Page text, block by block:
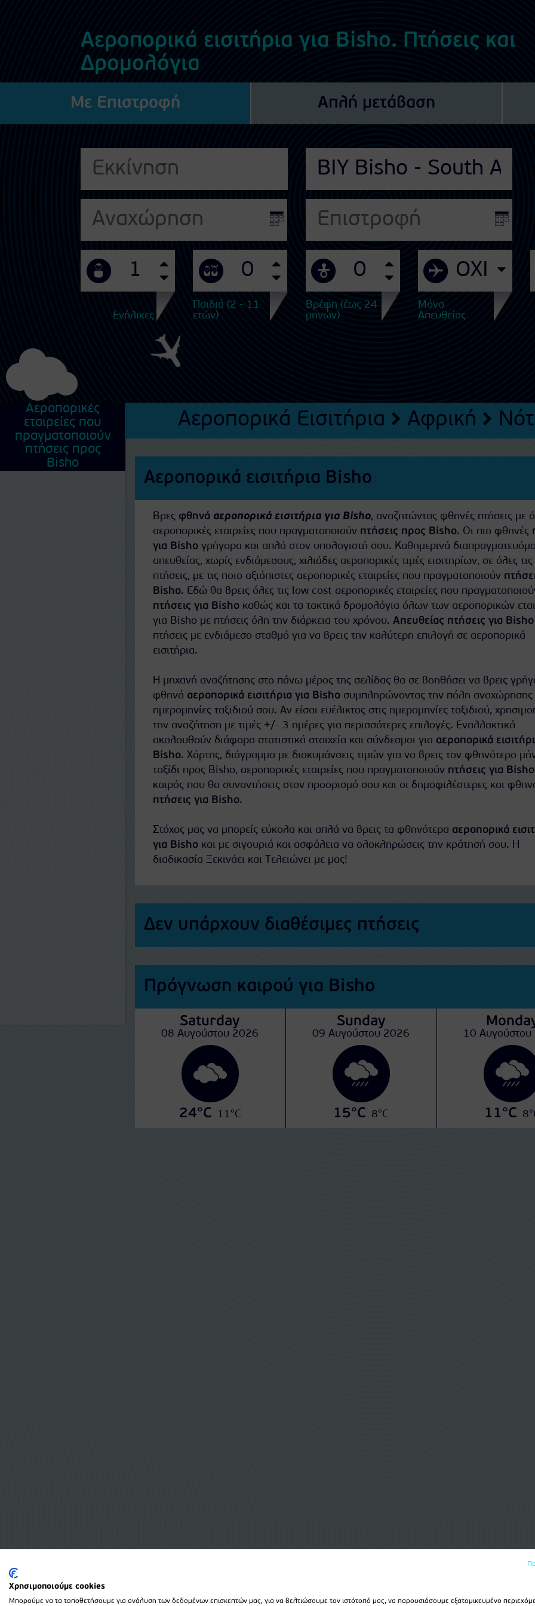
Αεροπορικά εισιτήρια για Bisho. Πτήσεις και
Δρομολόγια
Με Επιστροφή Απλή μετάβαση
Ενήλικες
Παιδιά (2 - 11
ετών)
Βρέφη (έως 24
μηνών)
Μόνο
Απευθείας
Αεροπορικές
εταιρείες που
πραγματοποιούν
πτήσεις προς
Bisho
Αεροπορικά Εισιτήρια Αφρική
Αεροπορικά εισιτήρια Bisho
Βρες φθηνά αεροπορικά εισιτήρια για Bisho, αναζητώντας φθηνές πτήσεις με
αεροπορικές εταιρείες που πραγματοποιούν πτήσεις προς Bisho. Οι πιο φθηνές
για Bishoγρήγορα και απλά στον υπολογιστή σου. Καθημερινά
απευθείας, χωρίς ενδιάμεσους, χιλιάδες αεροπορικές τιμές εισιτηρίων, σε όλες τις
πτήσεις, με τις ποιο αξιόπιστες αεροπορικές εταιρείες που πραγματοποιούν
Bisho. Εδώ θα βρεις όλες τις low cost αεροπορικές εταιρείες που
πτήσεις για Bishoκαθώς και τα τακτικά δρομολόγια όλων των αεροπορικών
για Bisho με πτήσεις όλη την διάρκεια του χρόνου. Απευθείας πτήσεις για Bisho
πτήσεις με ενδιάμεσο σταθμό για να βρεις την καλύτερη επιλογή σε αεροπορικά
εισιτήρια.
Η μηχανή αναζήτησης στο πάνω μέρος της σελίδας θα σε βοηθήσει να βρεις
φθηνά αεροπορικά εισιτήρια για Bishoσυμπληρώνοντας την πόλη αναχώρησης
ημερομηνίες ταξιδιού σου. Αν είσαι ευέλικτος στις ημερομηνίες ταξιδιού,
την αναζήτηση με τιμές +/- 3 ημέρες για περισσότερες επιλογές. Εναλλακτικά
ακολουθούν διάφορα στατιστικά στοιχεία και σύνδεσμοι για αεροπορικά
Bisho. Χάρτης, διάγραμμα με διακυμάνσεις τιμών για να βρεις τον φθηνότερο
ταξίδι προς Bisho, αεροπορικές εταιρείες που πραγματοποιούν πτήσεις για Bisho
καιρός που θα συναντήσεις στον προορισμό σου και οι δημοφιλέστερες και
πτήσεις για Bisho.
Στόχος μας να μπορείς εύκολα και απλά να βρεις τα φθηνότερα αεροπορικά
για Bishoκαι με σιγουριά και ασφάλεια να ολοκληρώσεις την κράτησή σου. Η
διαδικασία Ξεκινάει και Τελειώνει με μας!
Δεν υπάρχουν διαθέσιμες πτήσεις
Πρόγνωση καιρού για Bisho
Saturday
08 Αυγούστου 2026
24°C 11°C
Sunday
09 Αυγούστου 2026
15°C 8°C
10
11°C
Χρησιμοποιούμε cookies
Μπορούμε να τα τοποθετήσουμε για ανάλυση των δεδομένων επισκεπτών μας, για να βελτιώσουμε τον ιστότοπό μας, να παρουσιάσουμε εξατομικευμένο